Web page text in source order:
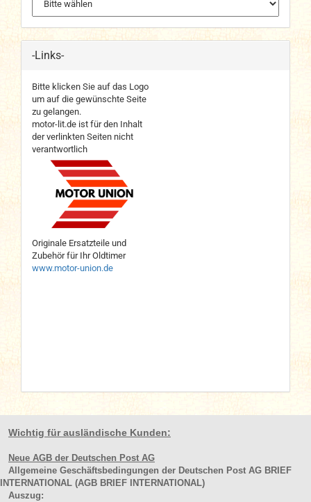
-Links-
Bitte klicken Sie auf das Logo
um auf die gewünschte Seite
zu gelangen.
motor-lit.de ist für den Inhalt
der verlinkten Seiten nicht
verantwortlich
Originale Ersatzteile und
Zubehör für Ihr Oldtimer
www.motor-union.de
Wichtig für ausländische Kunden:
Neue AGB der Deutschen Post AG
Allgemeine Geschäftsbedingungen der Deutschen Post AG BRIEF
INTERNATIONAL (AGB BRIEF INTERNATIONAL)
Auszug: